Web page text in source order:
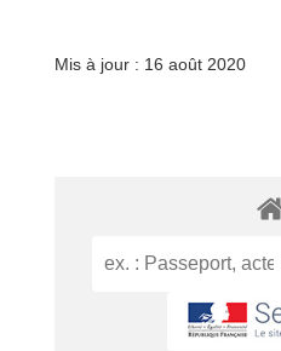
Mis à jour : 16 août 2020